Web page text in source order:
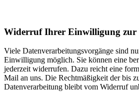
Widerruf Ihrer Einwilligung zur
Viele Datenverarbeitungsvorgänge sind
Einwilligung möglich. Sie können eine
jederzeit widerrufen. Dazu reicht eine
Mail an uns. Die Rechtmäßigkeit der bis
Datenverarbeitung bleibt vom Widerruf